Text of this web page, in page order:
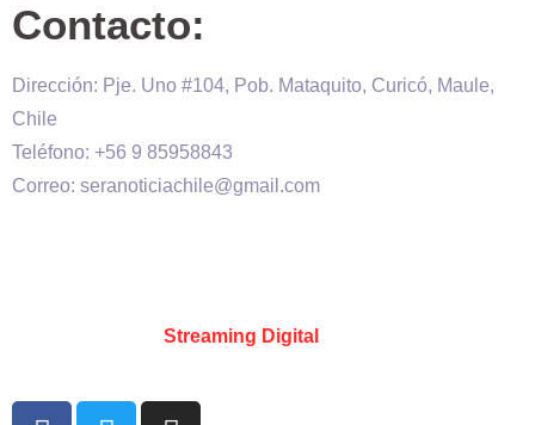
Contacto:
Dirección: Pje. Uno #104, Pob. Mataquito, Curicó, Maule,
Chile
Teléfono: +56 9 85958843
Correo: seranoticiachile@gmail.com
Streaming Digital